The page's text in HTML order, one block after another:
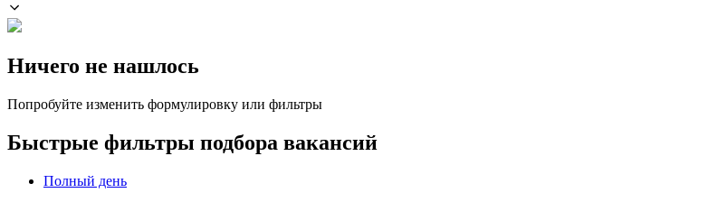
Ничего не нашлось
Попробуйте изменить формулировку или фильтры
Быстрые фильтры подбора вакансий
Полный день